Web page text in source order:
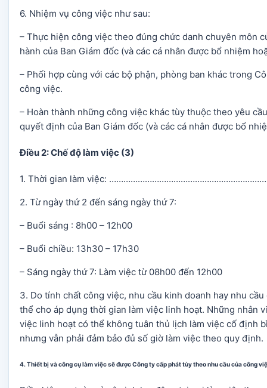
6. Nhiệm vụ công việc như sau:
– Thực hiện công việc theo đúng chức danh chuyên môn
hành của Ban Giám đốc (và các cá nhân được bổ nhiệm
– Phối hợp cùng với các bộ phận, phòng ban khác trong
công việc.
– Hoàn thành những công việc khác tùy thuộc theo yêu
quyết định của Ban Giám đốc (và các cá nhân được bổ
Điều 2: Chế độ làm việc (3)
1. Thời gian làm việc:
2. Từ ngày thứ 2 đến sáng ngày thứ 7:
– Buổi sáng : 8h00 – 12h00
– Buổi chiều: 13h30 – 17h30
– Sáng ngày thứ 7: Làm việc từ 08h00 đến 12h00
3. Do tính chất công việc, nhu cầu kinh doanh hay nhu
thể cho áp dụng thời gian làm việc linh hoạt. Những nhân
việc linh hoạt có thể không tuân thủ lịch làm việc cố định
nhưng vẫn phải đảm bảo đủ số giờ làm việc theo quy định.
4. Thiết bị và công cụ làm việc sẽ được Công ty cấp phát tùy theo nhu cầu của công